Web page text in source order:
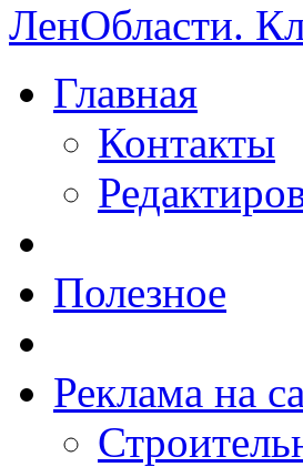
ЛенОбласти.
Главная
Контакты
Полезное
Реклама на